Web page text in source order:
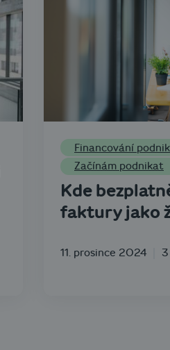
Financování
Začínám podnikat
Kde
faktury jako
11. prosince 2024